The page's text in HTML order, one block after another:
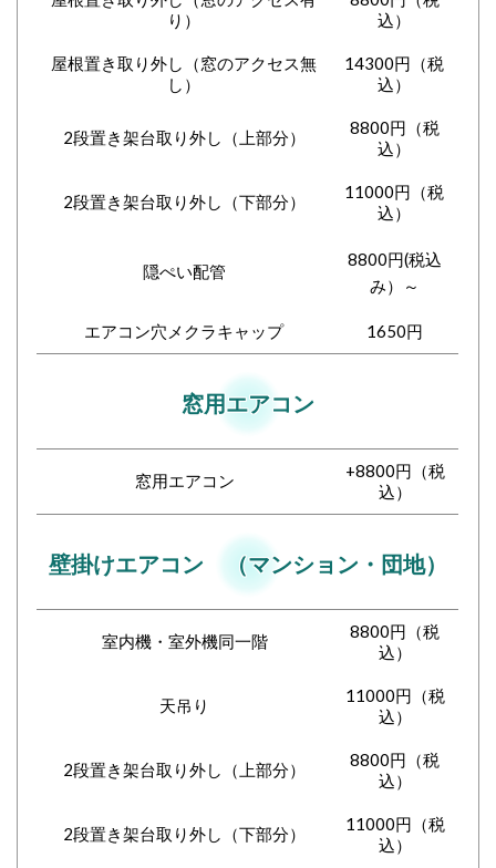
り）
込）
屋根置き取り外し（窓のアクセス無
し）
14300円（税
込）
2段置き架台取り外し（上部分）
8800円（税
込）
2段置き架台取り外し（下部分）
11000円（税
込）
隠ぺい配管
8800円(税込
み）～
エアコン穴メクラキャップ 1650円
窓用エアコン
窓用エアコン
+8800円（税
込）
壁掛けエアコン （マンション・団地）
室内機・室外機同一階
8800円（税
込）
天吊り
11000円（税
込）
2段置き架台取り外し（上部分）
8800円（税
込）
2段置き架台取り外し（下部分）
11000円（税
込）